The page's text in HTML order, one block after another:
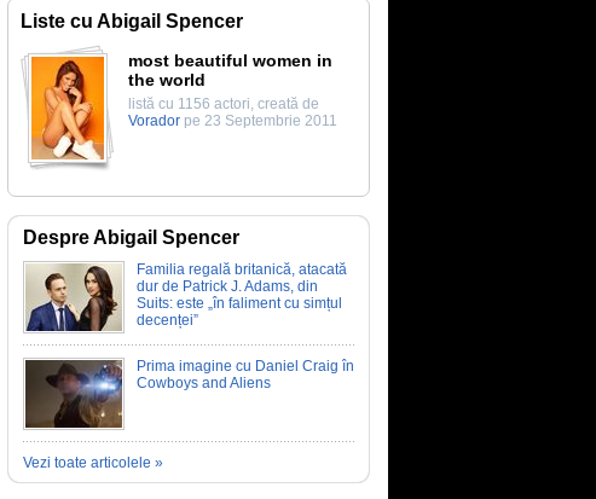
Liste cu Abigail Spencer
most beautiful women in
the world
listă cu 1156 actori, creată de
Vorador pe 23 Septembrie 2011
Despre Abigail Spencer
Familia regală britanică, atacată
dur de Patrick J. Adams, din
Suits: este „în faliment cu simțul
decenței”
Prima imagine cu Daniel Craig în
Cowboys and Aliens
Vezi toate articolele »